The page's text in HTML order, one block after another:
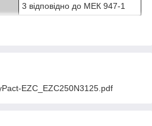
3 відповідно до МЕК 947-1
EZC_EZC250N3125.pdf